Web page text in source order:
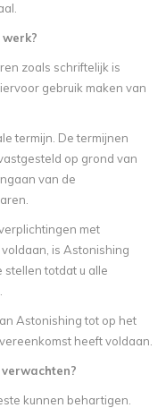
zoals schriftelijk is
gebruik maken van
termijn. De termijnen
op grond van
van de
met
is Astonishing
totdat u alle
Astonishing tot op het
heeft voldaan.
kunnen behartigen.